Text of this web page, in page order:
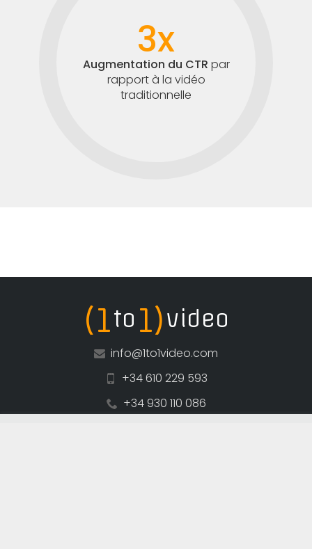
3x
Augmentation du CTR par
rapport à la vidéo
traditionnelle
(1to 1)video
info@1to1video.com
+34 610 229 593
+34 930 110 086